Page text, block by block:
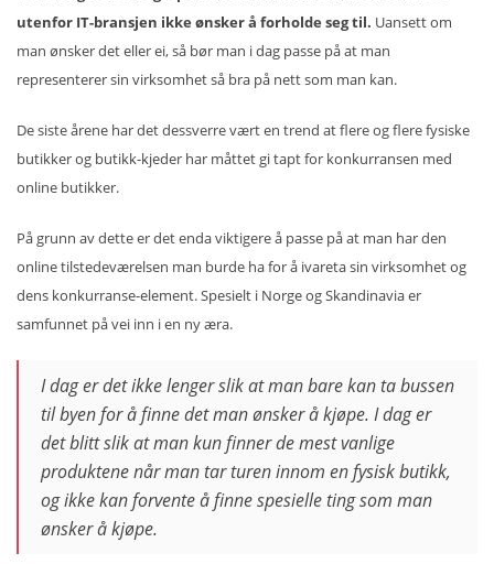
utenfor IT-bransjen ikke ønsker å forholde seg til. Uansett om
man ønsker det eller ei, så bør man i dag passe på at man
representerer sin virksomhet så bra på nett som man kan.
De siste årene har det dessverre vært en trend at flere og flere fysiske
butikker og butikk-kjeder har måttet gi tapt for konkurransen med
online butikker.
På grunn av dette er det enda viktigere å passe på at man har den
online tilstedeværelsen man burde ha for å ivareta sin virksomhet og
dens konkurranse-element. Spesielt i Norge og Skandinavia er
samfunnet på vei inn i en ny æra.
I dag er det ikke lenger slik at man bare kan ta bussen
til byen for å finne det man ønsker å kjøpe. I dag er
det blitt slik at man kun finner de mest vanlige
produktene når man tar turen innom en fysisk butikk,
og ikke kan forvente å finne spesielle ting som man
ønsker å kjøpe.